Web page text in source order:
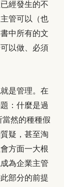
經發生的不
管可以（也
中所有的文
以做、必須
是管理。在
：什麼是過
當然的種種假
疑，甚至淘
方面一大根
為企業主管
部分的前提